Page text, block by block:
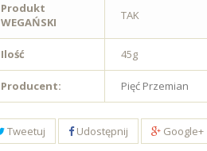
Produkt
WEGAŃSKI
TAK
Ilość 45g
Producent: Pięć Przemian
Tweetuj Udostępnij Google+